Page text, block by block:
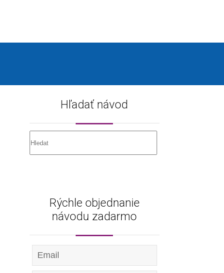
Hľadať návod
Rýchle objednanie
návodu zadarmo